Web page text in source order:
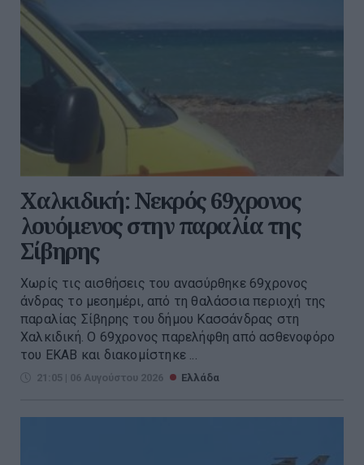
Χαλκιδική: Νεκρός 69χρονος
λουόμενος στην παραλία της
Σίβηρης
Χωρίς τις αισθήσεις του ανασύρθηκε 69χρονος
άνδρας το μεσημέρι, από τη θαλάσσια περιοχή της
παραλίας Σίβηρης του δήμου Κασσάνδρας στη
Χαλκιδική. Ο 69χρονος παρελήφθη από ασθενοφόρο
του ΕΚΑΒ και διακομίστηκε ...
21:05 | 06 Αυγούστου 2026 Ελλάδα